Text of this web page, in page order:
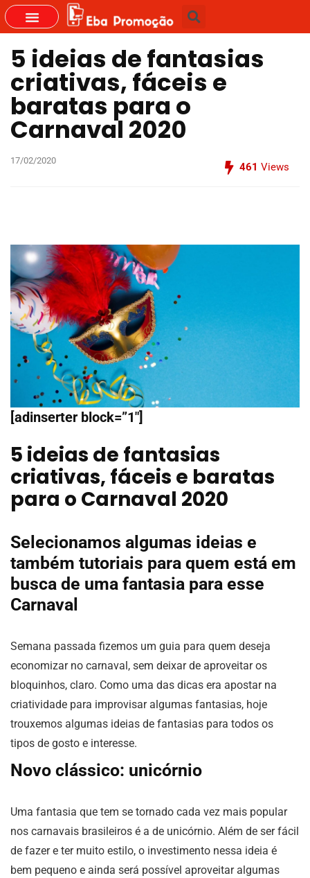
5 ideias de fantasias
criativas, fáceis e
baratas para o
Carnaval 2020
17/02/2020
461 Views
[adinserter block=”1″]
5 ideias de fantasias
criativas, fáceis e baratas
para o Carnaval 2020
Selecionamos algumas ideias e
também tutoriais para quem está em
busca de uma fantasia para esse
Carnaval
Semana passada fizemos um guia para quem deseja
economizar no carnaval, sem deixar de aproveitar os
bloquinhos, claro. Como uma das dicas era apostar na
criatividade para improvisar algumas fantasias, hoje
trouxemos algumas ideias de fantasias para todos os
tipos de gosto e interesse.
Novo clássico: unicórnio
Uma fantasia que tem se tornado cada vez mais popular
nos carnavais brasileiros é a de unicórnio. Além de ser fácil
de fazer e ter muito estilo, o investimento nessa ideia é
bem pequeno e ainda será possível aproveitar algumas